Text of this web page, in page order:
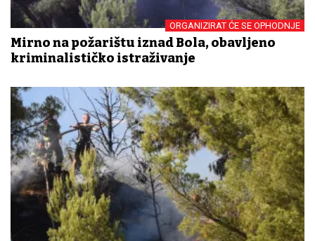
ORGANIZIRAT ĆE SE OPHODNJE
Mirno na požarištu iznad Bola, obavljeno
kriminalističko istraživanje